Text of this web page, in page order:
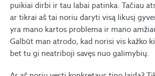
puikiai dirbi ir tau labai patinka. Tačiau
ar tikrai aš tai noriu daryti visą likusį
yra mano kartos problema ir mano
Galbūt man atrodo, kad norisi vis kažko
bet tu gi neatriboji savęs nuo galimybių.